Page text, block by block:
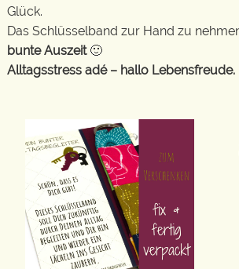
Glück.
Das Schlüsselband zur Hand zu
bunte Auszeit🙂
Alltagsstress adé – hallo Lebensfreude.